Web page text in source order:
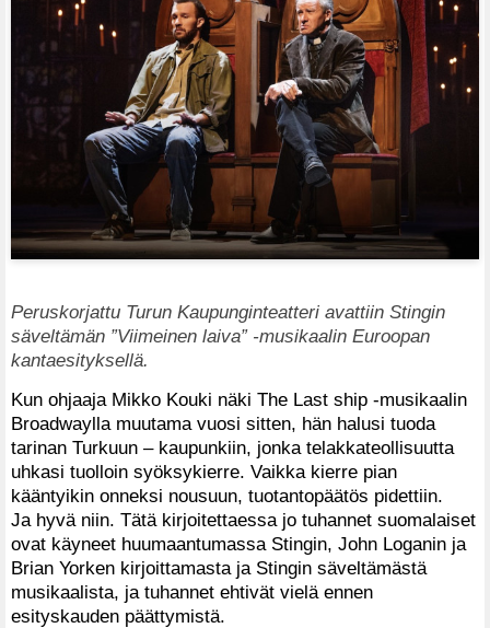
Peruskorjattu Turun Kaupunginteatteri avattiin Stingin
säveltämän ”Viimeinen laiva” -musikaalin Euroopan
kantaesityksellä.
Kun ohjaaja Mikko Kouki näki The Last ship -musikaalin
Broadwaylla muutama vuosi sitten, hän halusi tuoda
tarinan Turkuun – kaupunkiin, jonka telakkateollisuutta
uhkasi tuolloin syöksykierre. Vaikka kierre pian
kääntyikin onneksi nousuun, tuotantopäätös pidettiin.
Ja hyvä niin. Tätä kirjoitettaessa jo tuhannet suomalaiset
ovat käyneet huumaantumassa Stingin, John Loganin ja
Brian Yorken kirjoittamasta ja Stingin säveltämästä
musikaalista, ja tuhannet ehtivät vielä ennen
esityskauden päättymistä.